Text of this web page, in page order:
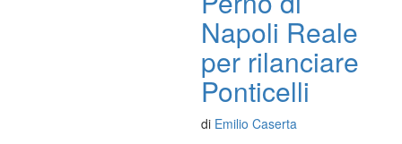
Napoli Reale
per rilanciare
Ponticelli
di Emilio Caserta